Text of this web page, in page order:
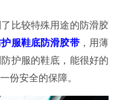
比较特殊用途的防滑胶
护服鞋底防滑胶带，用薄
护服的鞋底，能很好的
份安全的保障。